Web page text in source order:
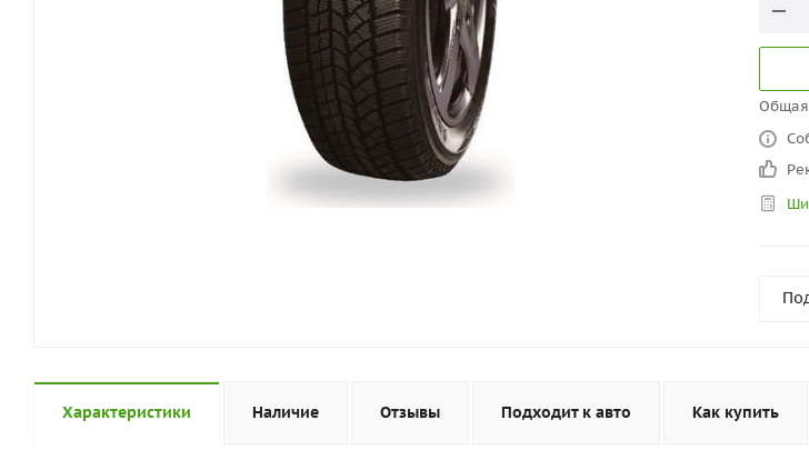
Общая
Характеристики Наличие Отзывы Подходит к авто Как купить